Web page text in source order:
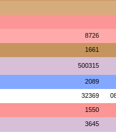
8726
1661
500315
2089
32369
1550
3645